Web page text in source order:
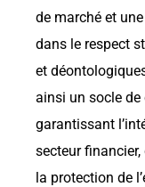
de marché et
dans le respect
et
ainsi un socle
garantissant
secteur
la protection de